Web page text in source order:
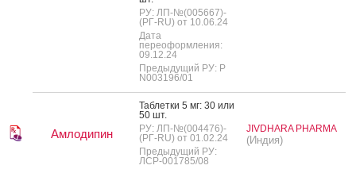
РУ: ЛП-№(005667)-
(РГ-RU) от 10.06.24
Дата
переоформления:
09.12.24
Предыдущий РУ: Р
N003196/01
Амлодипин
Таб­летки 5 мг: 30 или
50 шт.
РУ: ЛП-№(004476)-
(РГ-RU) от 01.02.24
Предыдущий РУ:
ЛСР-001785/08
JIVDHARA PHARMA
(Индия)